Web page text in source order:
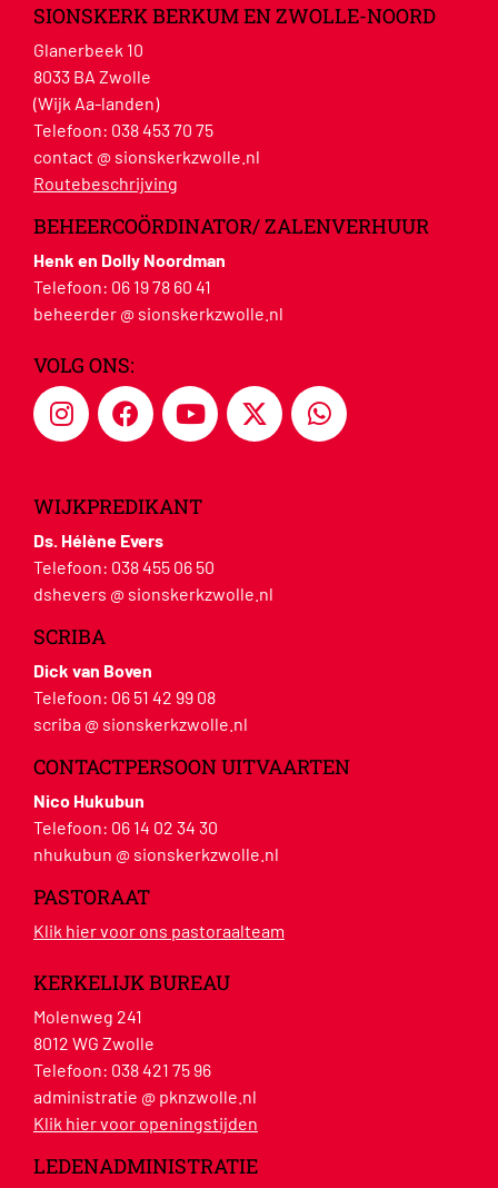
SIONSKERK BERKUM EN ZWOLLE-NOORD
Glanerbeek 10
8033 BA Zwolle
(Wijk Aa-landen)
Telefoon: 038 453 70 75
contact @ sionskerkzwolle.nl
Routebeschrijving
BEHEERCOÖRDINATOR/ ZALENVERHUUR
Henk en Dolly Noordman
Telefoon: 06 19 78 60 41
beheerder @ sionskerkzwolle.nl
VOLG ONS:
WIJKPREDIKANT
Ds. Hélène Evers
Telefoon: 038 455 06 50
dshevers @ sionskerkzwolle.nl
SCRIBA
Dick van Boven
Telefoon: 06 51 42 99 08
scriba @ sionskerkzwolle.nl
CONTACTPERSOON UITVAARTEN
Nico Hukubun
Telefoon: 06 14 02 34 30
nhukubun @ sionskerkzwolle.nl
PASTORAAT
Klik hier voor ons pastoraalteam
KERKELIJK BUREAU
Molenweg 241
8012 WG Zwolle
Telefoon: 038 421 75 96
administratie @ pknzwolle.nl
Klik hier voor openingstijden
LEDENADMINISTRATIE